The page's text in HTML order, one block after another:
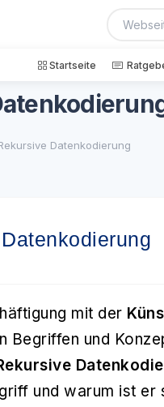
Startseite
Datenkodierung
mit der
Begriffen und
und warum ist er